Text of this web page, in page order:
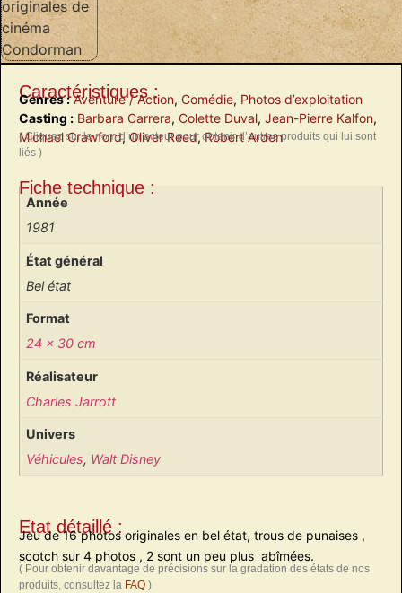
Caractéristiques :
Genres : Aventure / Action, Comédie, Photos d’exploitation
Casting : Barbara Carrera, Colette Duval, Jean-Pierre Kalfon,
Michael Crawford,Oliver Reed,Robert Arden
( Cliquez sur le nom d’un acteur pour obtenir d’autres produits qui lui sont
liés )
Fiche technique :
Année
1981
État général
Bel état
Format
24 x 30 cm
Réalisateur
Charles Jarrott
Univers
Véhicules, Walt Disney
Etat détaillé :
Jeu de 16 photos originales en bel état, trous de punaises ,
scotch sur 4 photos , 2 sont un peu plus abîmées.
( Pour obtenir davantage de précisions sur la gradation des états de nos
produits, consultez la FAQ )